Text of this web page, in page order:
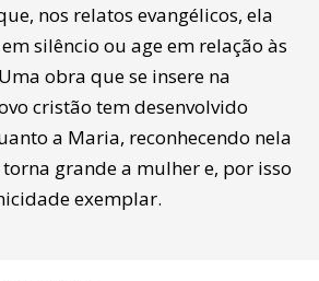
nos relatos evangélicos, ela
silêncio ou age em relação às
obra que se insere na
cristão tem desenvolvido
a Maria, reconhecendo nela
grande a mulher e, por isso
exemplar.